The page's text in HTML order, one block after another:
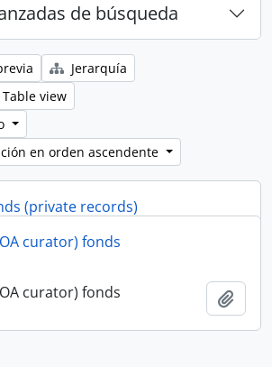
de búsqueda
Jerarquía
Table view
en orden ascendente
(private records)
curator) fonds
curator) fonds